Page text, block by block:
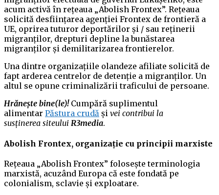
acum activă în rețeaua „Abolish Frontex”. Rețeaua
solicită desființarea agenției Frontex de frontieră a
UE, oprirea tuturor deportărilor și / sau reținerii
migranților, drepturi depline la bunăstarea
migranților și demilitarizarea frontierelor.
Una dintre organizațiile olandeze afiliate solicită de
fapt arderea centrelor de detenție a migranților. Un
altul se opune criminalizării traficului de persoane.
Hrănește bine(le)! Cumpără suplimentul
alimentar Păstura crudă și vei contribui la
susținerea siteului R3media.
Abolish Frontex, organizație cu principii marxiste
Rețeaua „Abolish Frontex” folosește terminologia
marxistă, acuzând Europa că este fondată pe
colonialism, sclavie și exploatare.